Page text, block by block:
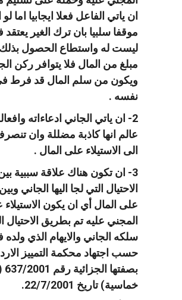
ان ياتي الفاعل فعلا ايجابيا اما لو
موقفا سلبيا بان ترك الغير
ليست له واستطاع الحصول
مبلغ من المال فلا يتوافر ركن
ويكون من سلم المال قد فرط
نفسه .
2- ان ياتي الجاني ادعاءاته
عالم انها كاذبة مضللة وان
الى الاستيلاء على المال .
3- ان تكون هناك علاقة سببية
الاحتيال التي لجا اليها الجاني
على المال أي ان يكون
المجني عليه تم بطريق الاحتيال
سلكه الجاني والايهام الذي
حسب اجتهاد محكمة التمييز
خماسية) تاريخ 22/7/2001.